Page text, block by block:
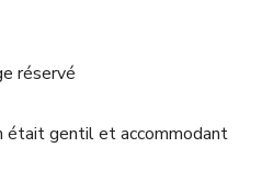
réservé
était gentil et accommodant